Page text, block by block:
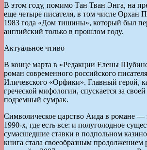
В этом году, помимо Тан Тван Энга, на
еще четыре писателя, в том числе Орхан
1983 года «Дом тишины», который был
английский только в прошлом году.
Актуальное чтиво
В конце марта в «Редакции Елены
роман современного российского
Иличевского «Орфики». Главный герой,
греческой мифологии, спускается за
подземный сумрак.
Символическое царство Аида в романе —
1990-х, где есть все: и полуголодное
сумасшедшие ставки в подпольном
книга стала своеобразным продолжением